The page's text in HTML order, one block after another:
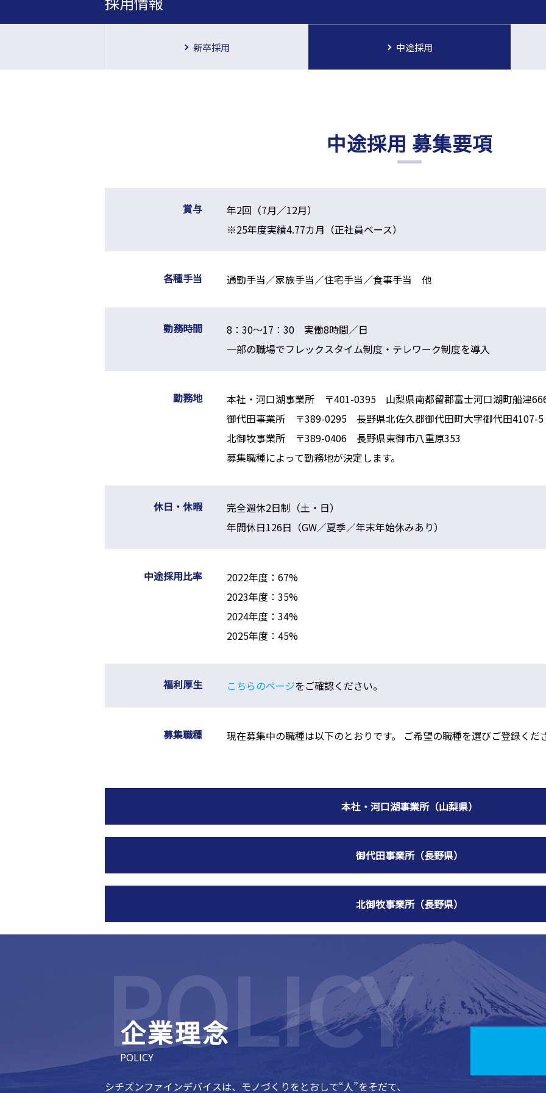
新卒採用 中途採用
中途採用 募集要項
賞与
年2回（7月／12月）
※25年度実績4.77カ月（正社員ベース）
各種手当 通勤手当／家族手当／住宅手当／食事手当 他
勤務時間
8：30～17：30 実働8時間／日
一部の職場でフレックスタイム制度・テレワーク制度を導入
勤務地
本社・河口湖事業所 〒401-0395 山梨県南都留郡富士河口湖町船津
御代田事業所 〒389-0295 長野県北佐久郡御代田町大字御代田4107-5
北御牧事業所 〒389-0406 長野県東御市八重原353
募集職種によって勤務地が決定します。
休日・休暇
完全週休2日制（土・日）
年間休日126日（GW／夏季／年末年始休みあり）
中途採用比率
2022年度：67%
2023年度：35%
2024年度：34%
2025年度：45%
福利厚生 こちらのページをご確認ください。
募集職種 現在募集中の職種は以下のとおりです。 ご希望の職種を選びご登録くだ
本社・河口湖事業所（山梨県）
御代田事業所（長野県）
北御牧事業所（長野県）
企業理念
POLICY
シチズンファインデバイスは、モノづくりをとおして“人”をそだて、